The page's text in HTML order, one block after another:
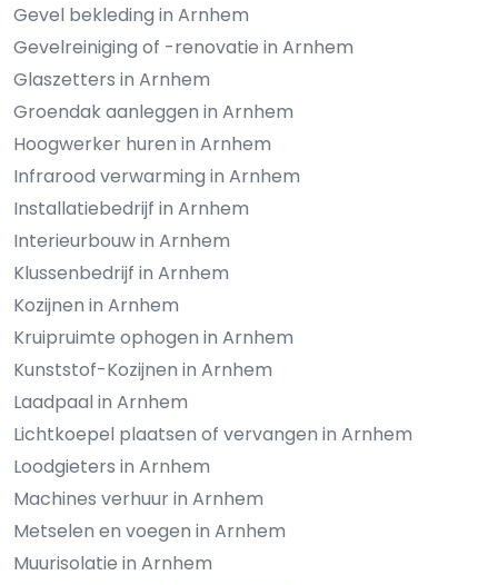
Gevel bekleding in Arnhem
Gevelreiniging of -renovatie in Arnhem
Glaszetters in Arnhem
Groendak aanleggen in Arnhem
Hoogwerker huren in Arnhem
Infrarood verwarming in Arnhem
Installatiebedrijf in Arnhem
Interieurbouw in Arnhem
Klussenbedrijf in Arnhem
Kozijnen in Arnhem
Kruipruimte ophogen in Arnhem
Kunststof-Kozijnen in Arnhem
Laadpaal in Arnhem
Lichtkoepel plaatsen of vervangen in Arnhem
Loodgieters in Arnhem
Machines verhuur in Arnhem
Metselen en voegen in Arnhem
Muurisolatie in Arnhem